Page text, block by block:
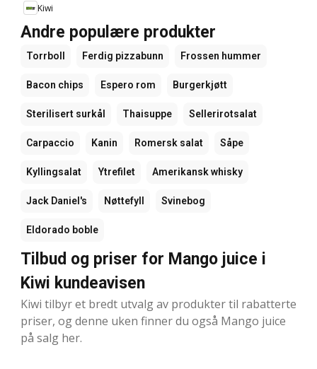
Kiwi
Andre populære produkter
Torrboll Ferdig pizzabunn Frossen hummer
Bacon chips Espero rom Burgerkjøtt
Sterilisert surkål Thaisuppe Sellerirotsalat
Carpaccio Kanin Romersk salat Såpe
Kyllingsalat Ytrefilet Amerikansk whisky
Jack Daniel's Nøttefyll Svinebog
Eldorado boble
Tilbud og priser for Mango juice i
Kiwi kundeavisen
Kiwi tilbyr et bredt utvalg av produkter til rabatterte
priser, og denne uken finner du også Mango juice
på salg her.